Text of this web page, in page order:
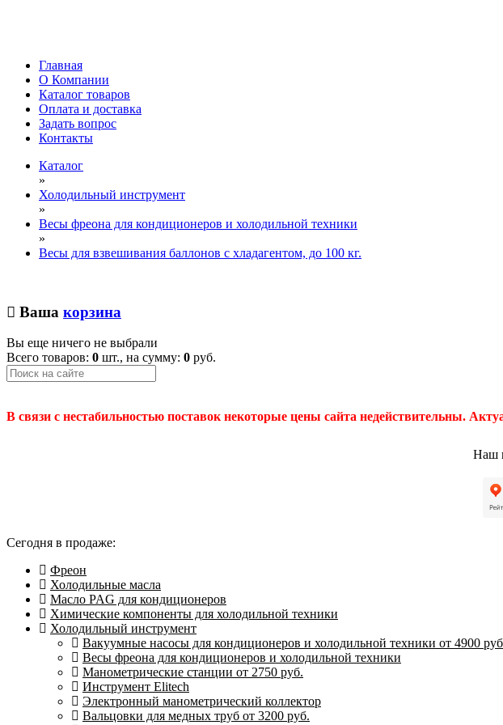
Главная
О Компании
Каталог товаров
Оплата и доставка
Задать вопрос
Контакты
Каталог
»
Холодильный инструмент
»
Весы фреона для кондиционеров и холодильной техники
»
Весы для взвешивания баллонов с хладагентом, до 100 кг.
Ваша корзина
Вы еще ничего не выбрали
Всего товаров: 0 шт., на сумму: 0 руб.
В связи с нестабильностью поставок некоторые цены сайта недействительны.
Наш
Сегодня в продаже:
Фреон
Холодильные масла
Масло PAG для кондиционеров
Химические компоненты для холодильной техники
Холодильный инструмент
Вакуумные насосы для кондиционеров и холодильной техники от 4900
Весы фреона для кондиционеров и холодильной техники
Манометрические станции от 2750 руб.
Инструмент Elitech
Электронный манометрический коллектор
Вальцовки для медных труб от 3200 руб.